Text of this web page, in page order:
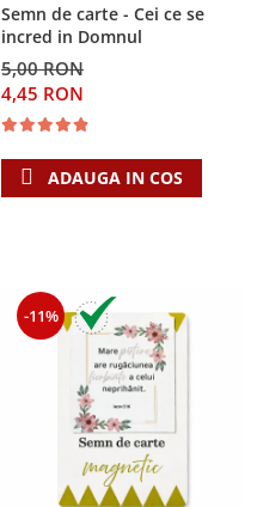
Semn de carte - Cei ce se
incred in Domnul
5,00 RON
4,45 RON
ADAUGA IN COS
-11%